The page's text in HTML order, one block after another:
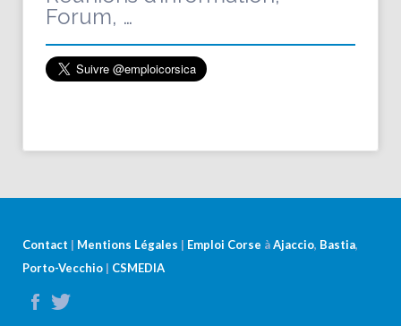
Forum, …
Contact | Mentions Légales | Emploi Corse àAjaccio, Bastia,
Porto-Vecchio | CSMEDIA